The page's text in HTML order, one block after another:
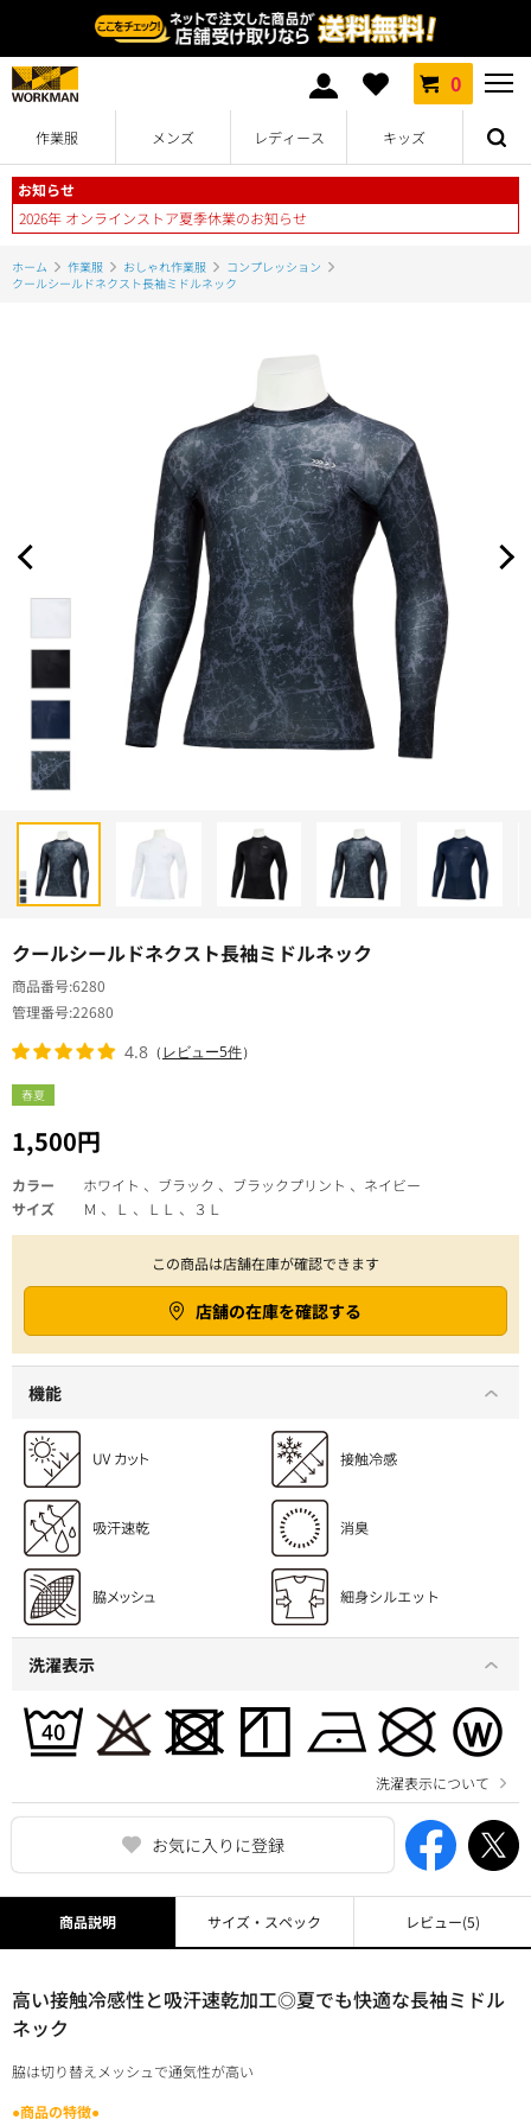
0
作業服 メンズ レディース キッズ
お知らせ
2026年 オンラインストア夏季休業のお知らせ
ホーム 作業服 おしゃれ作業服
コンプレッション
クールシールドネクスト長袖ミドルネック
クールシールドネクスト長袖ミドルネック
春夏
1,500円
商品番号6280
管理番号22680
4.8 （レビュー5件）
お気に入りに登録
カラー
ホワイト 、ブラック 、ブラックプリント 、ネイビー
サイズ
Ｍ 、Ｌ 、ＬＬ 、３Ｌ
この商品は店舗在庫が確認できます
店舗の在庫を確認する
機能
洗濯表示
洗濯表示について
商品説明
高い接触冷感性と吸汗速乾加工◎夏でも快適な長袖ミドル
ネック
脇は切り替えメッシュで通気性が高い
●商品の特徴●
サイズ・スペック レビュー(5)